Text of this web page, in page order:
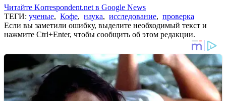
Читайте Korrespondent.net в Google News
ТЕГИ: ученые, Кофе, наука, исследование, проверка
Если вы заметили ошибку, выделите необходимый текст и
нажмите Ctrl+Enter, чтобы сообщить об этом редакции.